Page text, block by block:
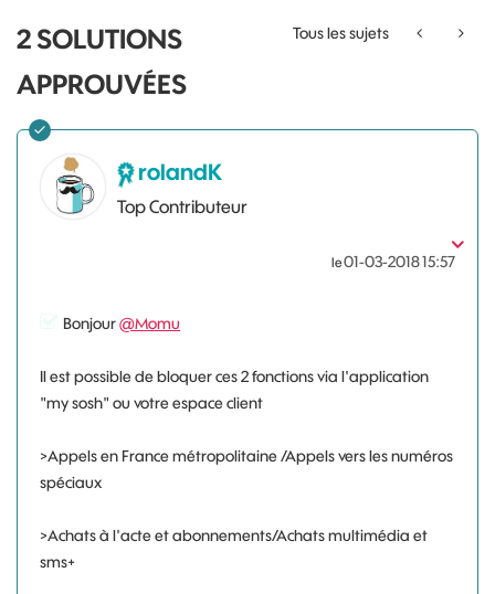
Tous les sujets
2 SOLUTIONS
APPROUVÉES
rolandK
Top Contributeur
le‎01-03-201815:57
Bonjour@Momu
Il est possible de bloquer ces 2 fonctions via l'application
"my sosh" ou votre espace client
>Appels en France métropolitaine /Appels vers les numéros
spéciaux
>Achats à l'acte et abonnements/Achats multimédia et
sms+